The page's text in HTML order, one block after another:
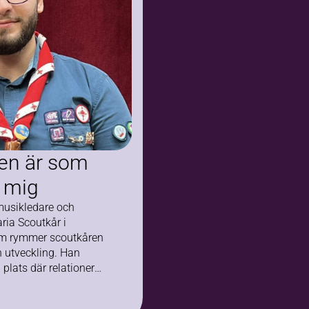
är som
och
Scoutkår i
rymmer scoutkåren
utveckling. Han
plats där relationer